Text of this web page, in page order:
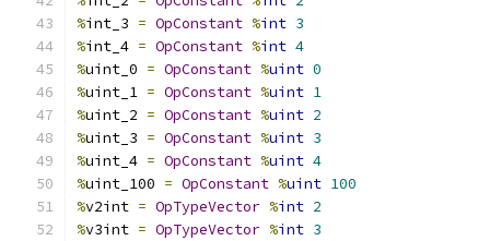
%int_3 = OpConstant %int 3
%int_4 = OpConstant %int 4
%uint_0 = OpConstant %uint 0
%uint_1 = OpConstant %uint 1
%uint_2 = OpConstant %uint 2
%uint_3 = OpConstant %uint 3
%uint_4 = OpConstant %uint 4
%uint_100 = OpConstant %uint 100
%v2int = OpTypeVector %int 2
%v3int = OpTypeVector %int 3